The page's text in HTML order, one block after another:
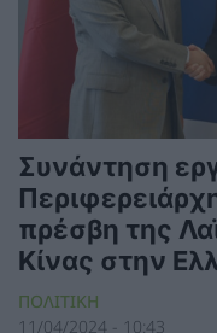
Συνάντηση
πρέσβη της
Κίνας στην
ΠΟΛΙΤΙΚΗ
11/04/2024 - 10:43